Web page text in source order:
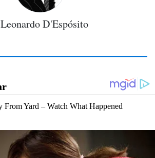
Leonardo D'Espósito